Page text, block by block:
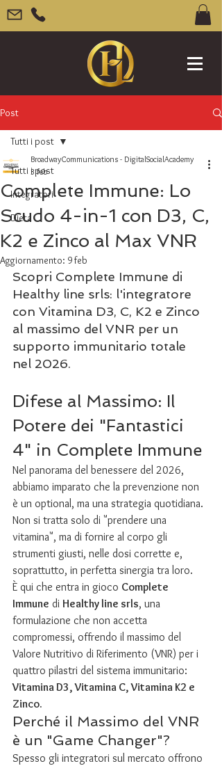
Post
Tutti i post
Integratori
Dieta
Tutti i post
Complete Immune: Lo
Scudo 4-in-1 con D3, C,
K2 e Zinco al Max VNR
BroadwayCommunications - DigitalSocialAcademy
3 feb
Aggiornamento: 9 feb
Scopri Complete Immune di
Healthy line srls: l'integratore
con Vitamina D3, C, K2 e Zinco
al massimo del VNR per un
supporto immunitario totale
nel 2026.
Difese al Massimo: Il
Potere dei "Fantastici
4" in Complete Immune
Nel panorama del benessere del 2026,
abbiamo imparato che la prevenzione non
è un optional, ma una strategia quotidiana.
Non si tratta solo di "prendere una
vitamina", ma di fornire al corpo gli
strumenti giusti, nelle dosi corrette e,
soprattutto, in perfetta sinergia tra loro.
È qui che entra in gioco Complete
Immune di Healthy line srls, una
formulazione che non accetta
compromessi, offrendo il massimo del
Valore Nutritivo di Riferimento (VNR) per i
quattro pilastri del sistema immunitario:
Vitamina D3, Vitamina C, Vitamina K2 e
Zinco.
Perché il Massimo del VNR
è un "Game Changer"?
Spesso gli integratori sul mercato offrono